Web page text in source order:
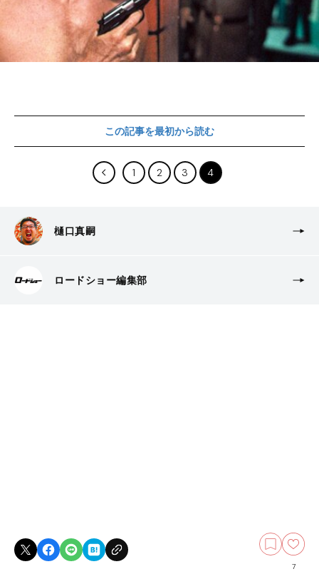
この記事を最初から読む
1 2 3 4
樋口真嗣
ロードショー編集部
7